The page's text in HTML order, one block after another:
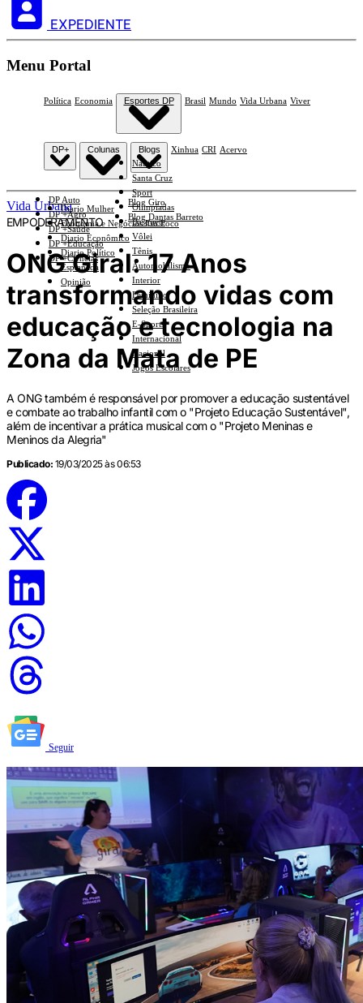
EXPEDIENTE
Menu Portal
Política Economia Esportes DP
Náutico
Santa Cruz
Sport
Olimpíadas
Basquete
Vôlei
Tênis
Automobilismo
Interior
Feminino
Seleção Brasileira
E-Sports
Internacional
Nacional
Jogos Escolares
Brasil Mundo Vida Urbana Viver
DP+
DP Auto
DP +Agro
DP +Saúde
DP +Educação
DP +Ciências
Colunas
Diario Mulher
Economia e Negócios Em Foco
Diario Econômico
Diario Político
Esplanada
Opinião
Blogs
Blog Giro
Blog Dantas Barreto
Xinhua CRI Acervo
Vida Urbana
EMPODERAMENTO
ONG Giral: 17 Anos
transformando vidas com
educação e tecnologia na
Zona da Mata de PE
A ONG também é responsável por promover a educação sustentável
e combate ao trabalho infantil com o "Projeto Educação Sustentável",
além de incentivar a prática musical com o "Projeto Meninas e
Meninos da Alegria"
Publicado: 19/03/2025 às 06:53
Seguir